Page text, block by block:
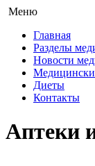
Меню
Главная
Разделы
Новости
Диеты
Контакты
Аптеки